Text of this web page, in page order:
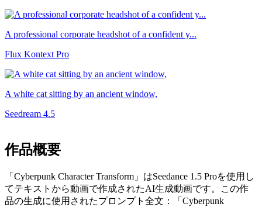
A professional corporate headshot of a confident y...
Flux Kontext Pro
A white cat sitting by an ancient window,
Seedream 4.5
作品概要
「Cyberpunk Character Transform」はSeedance 1.5 Proを使用し
てテキストから動画で作成されたAI生成動画です。この作
品の生成に使用されたプロンプト全文：「Cyberpunk